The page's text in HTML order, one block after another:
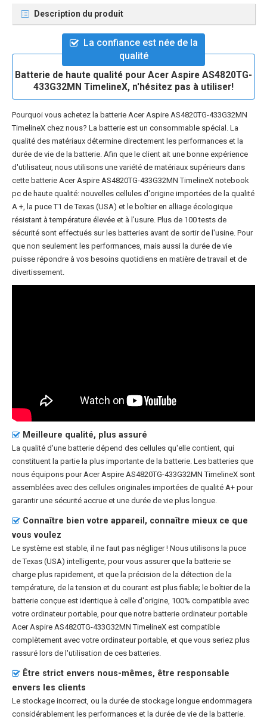
Description du produit
La confiance est née de la
qualité
Batterie de haute qualité pour Acer Aspire AS4820TG-
433G32MN TimelineX, n'hésitez pas à utiliser!
Pourquoi vous achetez la batterie Acer Aspire AS4820TG-433G32MN
TimelineX chez nous? La batterie est un consommable spécial. La
qualité des matériaux détermine directement les performances et la
durée de vie de la batterie. Afin que le client ait une bonne expérience
d'utilisateur, nous utilisons une variété de matériaux supérieurs dans
cette batterie Acer Aspire AS4820TG-433G32MN TimelineX notebook
pc de haute qualité: nouvelles cellules d'origine importées de la qualité
A +, la puce T1 de Texas (USA) et le boîtier en alliage écologique
résistant à température élevée et à l'usure. Plus de 100 tests de
sécurité sont effectués sur les batteries avant de sortir de l'usine. Pour
que non seulement les performances, mais aussi la durée de vie
puisse répondre à vos besoins quotidiens en matière de travail et de
divertissement.
Meilleure qualité, plus assuré
La qualité d'une batterie dépend des cellules qu'elle contient, qui
constituent la partie la plus importante de la batterie. Les batteries que
nous équipons pour Acer Aspire AS4820TG-433G32MN TimelineX sont
assemblées avec des cellules originales importées de qualité A+ pour
garantir une sécurité accrue et une durée de vie plus longue.
Connaître bien votre appareil, connaître mieux ce que
vous voulez
Le système est stable, il ne faut pas négliger ! Nous utilisons la puce
de Texas (USA) intelligente, pour vous assurer que la batterie se
charge plus rapidement, et que la précision de la détection de la
température, de la tension et du courant est plus fiable; le boîtier de la
batterie conçue est identique à celle d'origine, 100% compatible avec
votre ordinateur portable, pour que notre batterie ordinateur portable
Acer Aspire AS4820TG-433G32MN TimelineX est compatible
complètement avec votre ordinateur portable, et que vous seriez plus
rassuré lors de l'utilisation de ces batteries.
Être strict envers nous-mêmes, être responsable
envers les clients
Le stockage incorrect, ou la durée de stockage longue endommagera
considérablement les performances et la durée de vie de la batterie.